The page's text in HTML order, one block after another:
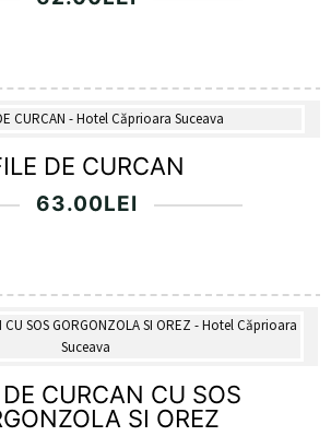
DE CURCAN
63.00LEI
CURCAN CU SOS
SI OREZ